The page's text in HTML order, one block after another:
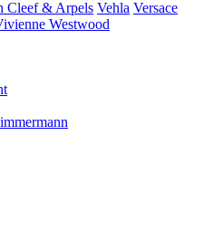
Cleef & Arpels Vehla Versace
Westwood